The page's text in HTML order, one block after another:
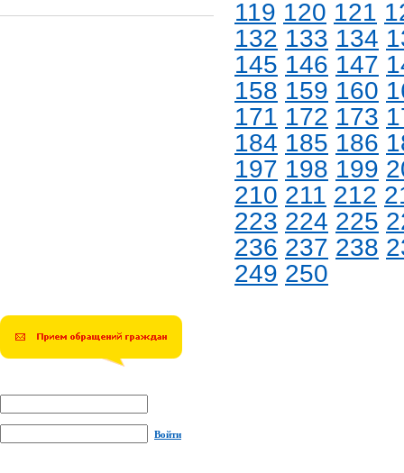
119 120 121
132 133 134
145 146 147
158 159 160
171 172 173
184 185 186
197 198 199
210 211 212
223 224 225
236 237 238
249 250
Войти